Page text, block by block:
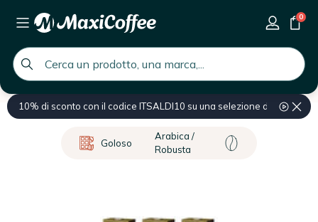
global.search.placeholder
0
10% di sconto con il codice ITSALDI10 su una selezione di prodotti
Home Capsule e cialde di caffè Capsule compatibili macchine
Goloso
Arabica /
Robusta